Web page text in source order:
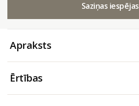
Saziņas iespējas
Apraksts
Ērtības